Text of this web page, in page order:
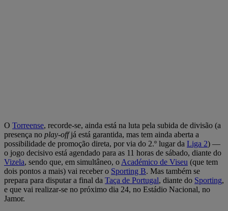
O Torreense, recorde-se, ainda está na luta pela subida de divisão (a
presença no play-offjá está garantida, mas tem ainda aberta a
possibilidade de promoção direta, por via do 2.º lugar da Liga 2) —
o jogo decisivo está agendado para as 11 horas de sábado, diante do
Vizela, sendo que, em simultâneo, o Académico de Viseu (que tem
dois pontos a mais) vai receber o Sporting B. Mas também se
prepara para disputar a final da Taça de Portugal, diante do Sporting,
e que vai realizar-se no próximo dia 24, no Estádio Nacional, no
Jamor.